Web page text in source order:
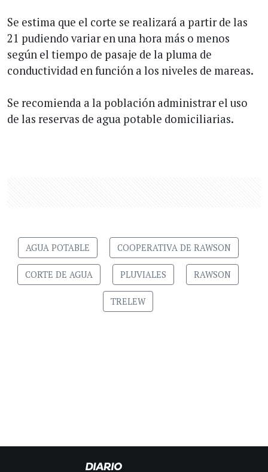
Se estima que el corte se realizará a partir de las
21 pudiendo variar en una hora más o menos
según el tiempo de pasaje de la pluma de
conductividad en función a los niveles de mareas.
Se recomienda a la población administrar el uso
de las reservas de agua potable domiciliarias.
AGUA POTABLE COOPERATIVA DE RAWSON
CORTE DE AGUA PLUVIALES RAWSON
TRELEW